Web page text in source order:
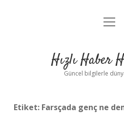
Anasayfa
Yasal
Hızlı Haber
Güncel bilgilerle
Etiket: Farsçada genç ne